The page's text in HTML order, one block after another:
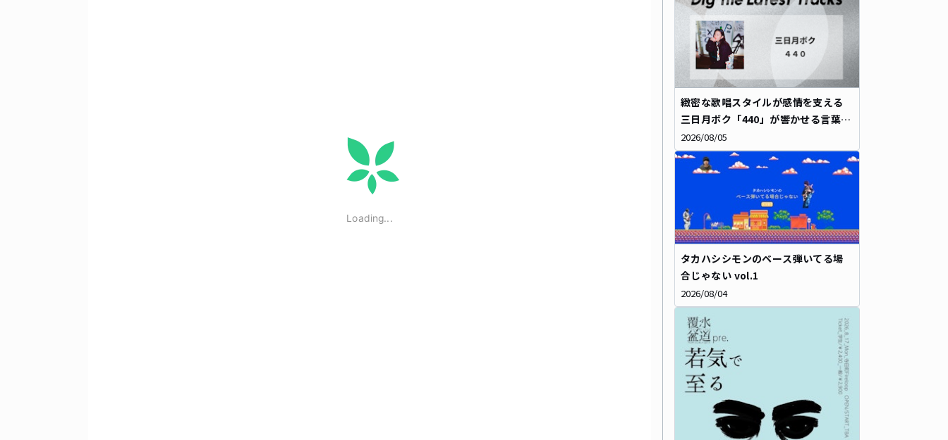
緻密な歌唱スタイルが感情を支える――
三日月ボク「440」が響かせる言葉の
重み
2026/08/05
タカハシシモンのベース弾いてる場
合じゃない vol.1
2026/08/04